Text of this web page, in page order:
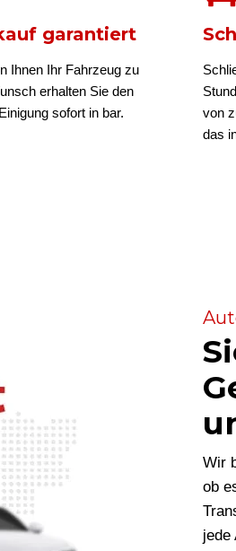
garantiert
Ihnen Ihr Fahrzeug zu
erhalten Sie den
sofort in bar.
von
das
Wir
ob
jede